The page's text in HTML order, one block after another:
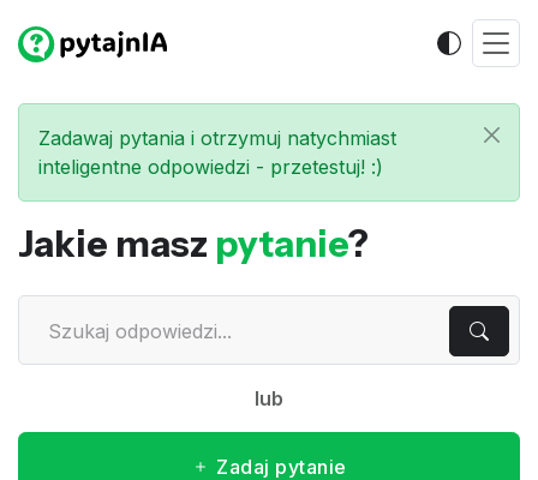
Zadawaj pytania i otrzymuj natychmiast
inteligentne odpowiedzi - przetestuj! :)
Jakie masz pytanie?
lub
Zadaj pytanie